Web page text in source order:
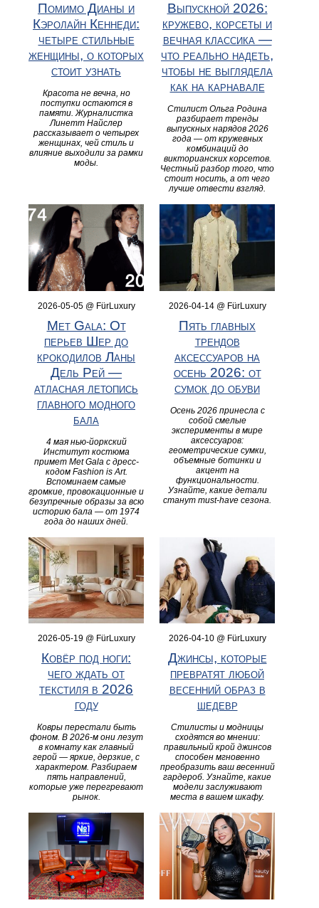
Помимо Дианы и
Кэролайн Кеннеди:
четыре стильные
женщины, о которых
стоит узнать
Красота не вечна, но
поступки остаются в
памяти. Журналистка
Линетт Найслер
рассказывает о четырех
женщинах, чей стиль и
влияние выходили за рамки
моды.
Выпускной 2026:
кружево, корсеты и
вечная классика —
что реально надеть,
чтобы не выглядела
как на карнавале
Стилист Ольга Родина
разбирает тренды
выпускных нарядов 2026
года — от кружевных
комбинаций до
викторианских корсетов.
Честный разбор того, что
стоит носить, а от чего
лучше отвести взгляд.
2026-05-05 @ FürLuxury
Met Gala: От
перьев Шер до
крокодилов Ланы
Дель Рей —
атласная летопись
главного модного
бала
4 мая нью-йоркский
Институт костюма
примет Met Gala с дресс-
кодом Fashion is Art.
Вспоминаем самые
громкие, провокационные и
безупречные образы за всю
историю бала — от 1974
года до наших дней.
2026-04-14 @ FürLuxury
Пять главных
трендов
аксессуаров на
осень 2026: от
сумок до обуви
Осень 2026 принесла с
собой смелые
эксперименты в мире
аксессуаров:
геометрические сумки,
объемные ботинки и
акцент на
функциональности.
Узнайте, какие детали
станут must-have сезона.
2026-05-19 @ FürLuxury
Ковёр под ноги:
чего ждать от
текстиля в 2026
году
Ковры перестали быть
фоном. В 2026-м они лезут
в комнату как главный
герой — яркие, дерзкие, с
характером. Разбираем
пять направлений,
которые уже перегревают
рынок.
2026-04-10 @ FürLuxury
Джинсы, которые
превратят любой
весенний образ в
шедевр
Стилисты и модницы
сходятся во мнении:
правильный крой джинсов
способен мгновенно
преобразить ваш весенний
гардероб. Узнайте, какие
модели заслуживают
места в вашем шкафу.